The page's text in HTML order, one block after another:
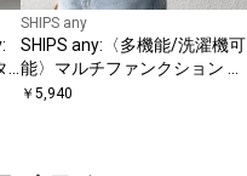
SHIPS any
SHIPS any:〈多機能/洗濯機可
能〉マルチファンクション ド
ッキング ヘム コンパクト TEE
￥ 5,940